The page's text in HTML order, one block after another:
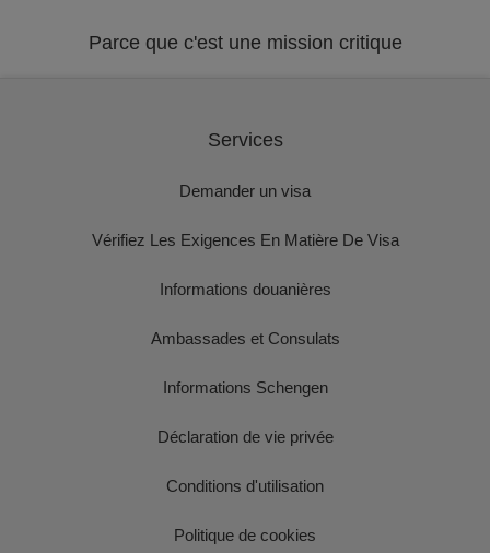
Parce que c'est une mission critique
Services
Demander un visa
Vérifiez Les Exigences En Matière De Visa
Informations douanières
Ambassades et Consulats
Informations Schengen
Déclaration de vie privée
Conditions d'utilisation
Politique de cookies